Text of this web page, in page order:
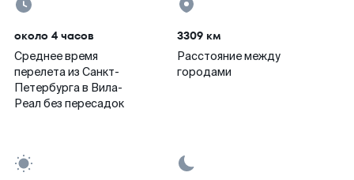
около 4 часов
Среднее время
перелета из Санкт-
Петербурга в Вила-
Реал без пересадок
3309 км
Расстояние между
городами